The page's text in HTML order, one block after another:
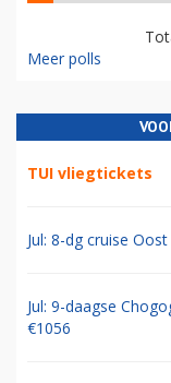
Meer polls
TUI vliegtickets
Jul: 8-dg cruise
Jul: 9-daagse
€1056